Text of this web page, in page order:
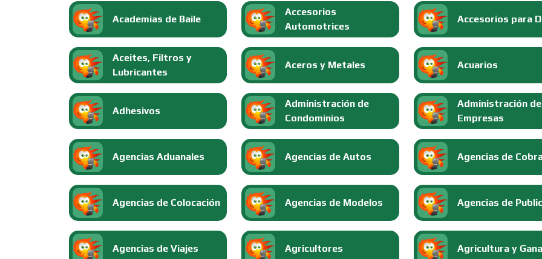
Academias de Baile
Accesorios
Automotrices
Accesorios para
Aceites, Filtros y
Lubricantes
Aceros y Metales Acuarios
Adhesivos
Administración de
Condominios
Administración de
Empresas
Agencias Aduanales Agencias de Autos Agencias de
Agencias de Colocación Agencias de Modelos Agencias de
Agencias de Viajes Agricultores Agricultura y